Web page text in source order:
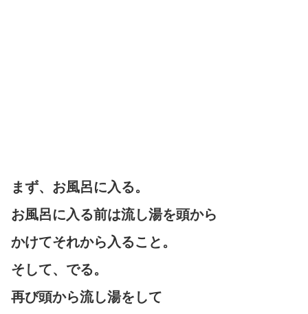
まず、お風呂に入る。
お風呂に入る前は流し湯を頭から
かけてそれから入ること。
そして、でる。
再び頭から流し湯をして